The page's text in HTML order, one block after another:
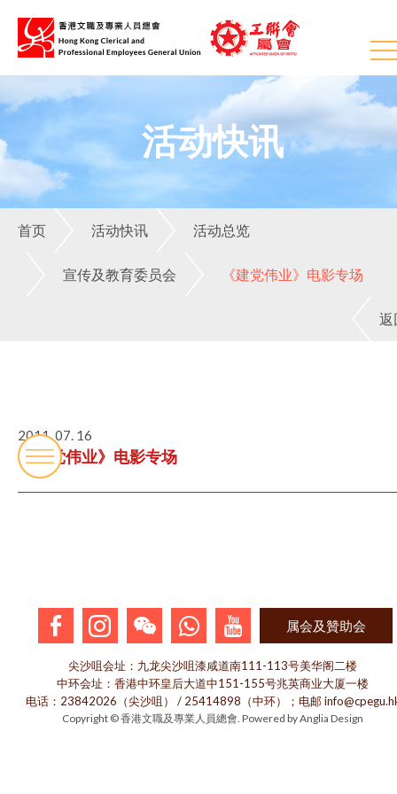
活动快讯
首页 活动快讯 活动总览
宣传及教育委员会 《建党伟业》电影专场
返
2011. 07. 16
《建党伟业》电影专场
属会及贊助会
尖沙咀会址：九龙尖沙咀漆咸道南111-113号美华阁二楼
中环会址：香港中环皇后大道中151-155号兆英商业大厦一楼
电话：23842026（尖沙咀） / 25414898（中环）；电邮
Copyright © 香港文職及專業人員總會. Powered byAnglia Design